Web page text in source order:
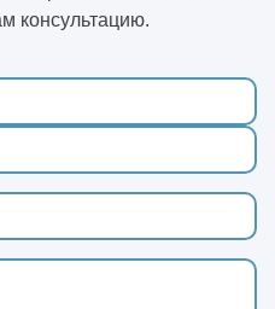
консультацию.